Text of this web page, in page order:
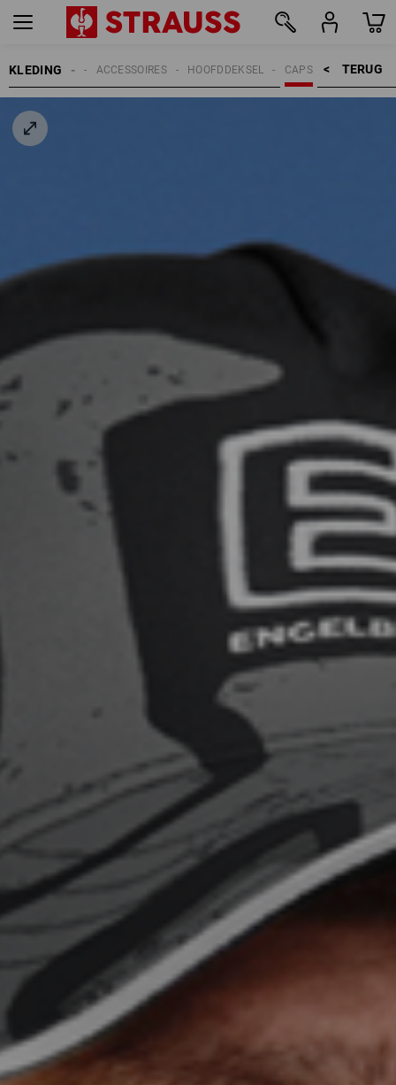
KLEDING TERUG    >
CAPS
HOOFDDEKSEL
ACCESSOIRES
HEREN